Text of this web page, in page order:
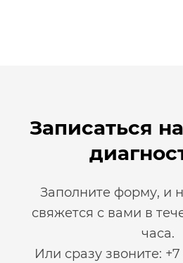
Записаться
Заполните форму, и
свяжется с вами в
часа.
Или сразу звоните: